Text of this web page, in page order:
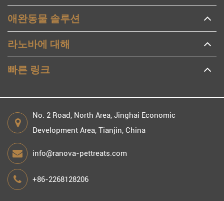
애완동물 솔루션
라노바에 대해
빠른 링크
No. 2 Road, North Area, Jinghai Economic
Development Area, Tianjin, China
info@ranova-pettreats.com
+86-2268128206